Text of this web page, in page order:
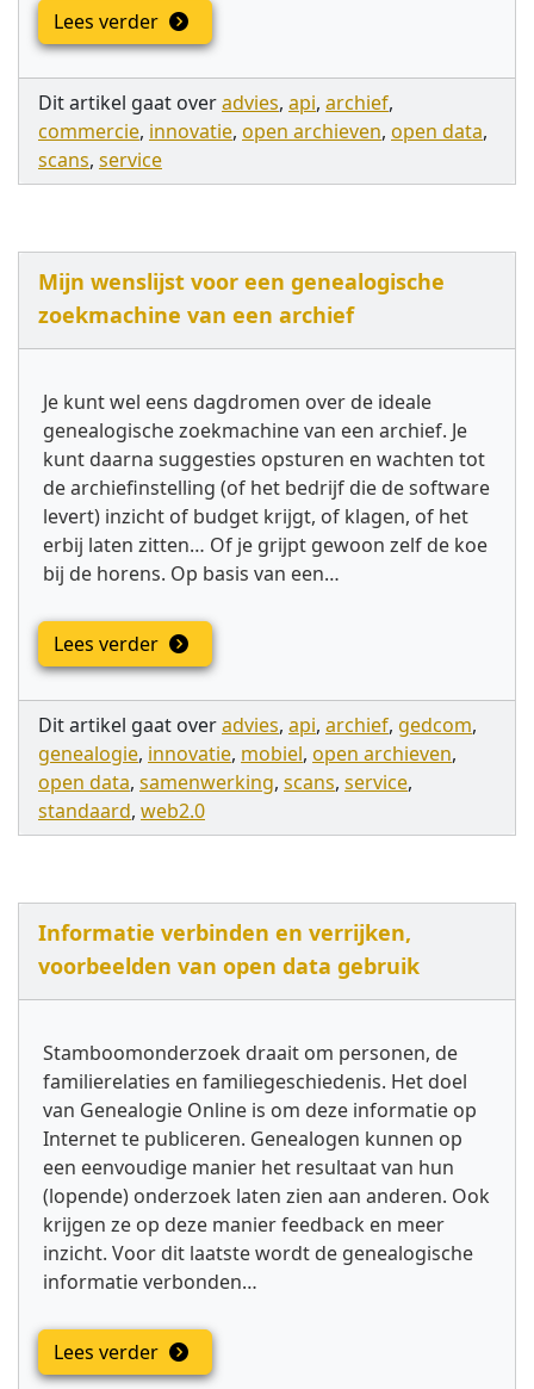
Lees verder
Dit artikel gaat overadvies, api, archief,
commercie, innovatie, open archieven, open data,
scans, service
Mijn wenslijst voor een genealogische
zoekmachine van een archief
Je kunt wel eens dagdromen over de ideale
genealogische zoekmachine van een archief. Je
kunt daarna suggesties opsturen en wachten tot
de archief­instelling (of het bedrijf die de software
levert) inzicht of budget krijgt, of klagen, of het
erbij laten zitten… Of je grijpt gewoon zelf de koe
bij de horens. Op basis van een…
Lees verder
Dit artikel gaat overadvies, api, archief, gedcom,
genealogie, innovatie, mobiel, open archieven,
open data, samenwerking, scans, service,
standaard, web2.0
Informatie verbinden en verrijken,
voorbeelden van open data gebruik
Stamboomonderzoek draait om personen, de
familierelaties en familiegeschiedenis. Het doel
van Genealogie Online is om deze informatie op
Internet te publiceren. Genealogen kunnen op
een eenvoudige manier het resultaat van hun
(lopende) onderzoek laten zien aan anderen. Ook
krijgen ze op deze manier feedback en meer
inzicht. Voor dit laatste wordt de genealogische
informatie verbonden…
Lees verder